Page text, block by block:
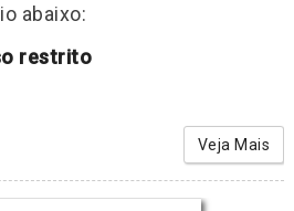
abaixo:
restrito
Veja Mais